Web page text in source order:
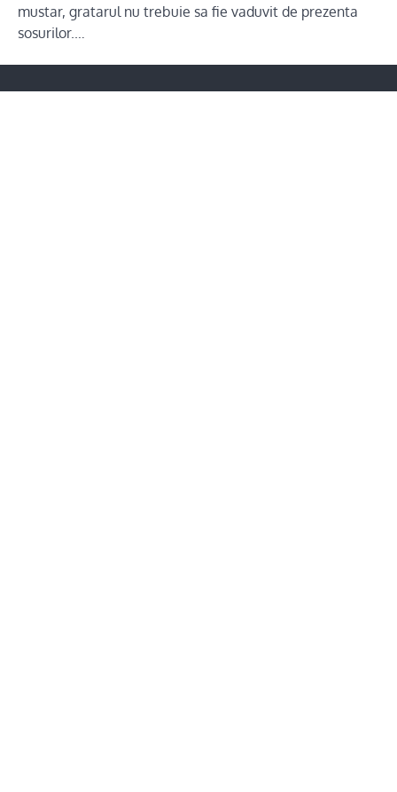
mustar, gratarul nu trebuie sa fie vaduvit de prezenta
sosurilor.…